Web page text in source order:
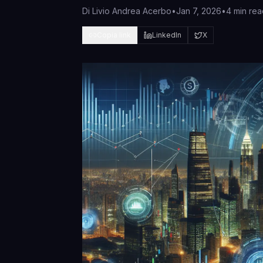
Di Livio Andrea Acerbo•Jan 7, 2026•4 min
LinkedIn X